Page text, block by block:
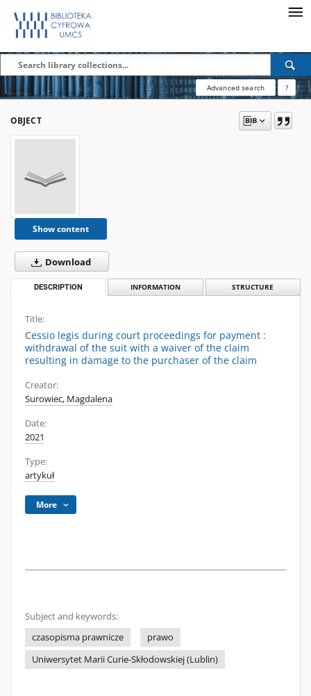
Advanced search ?
OBJECT
Show content
Download
DESCRIPTION INFORMATION STRUCTURE
Title:
Cessio legis during court proceedings for payment :
withdrawal of the suit with a waiver of the claim
resulting in damage to the purchaser of the claim
Creator:
Surowiec, Magdalena
Date:
2021
Type:
artykuł
More
Subject and keywords:
czasopisma prawnicze
prawo
Uniwersytet Marii Curie-Skłodowskiej (Lublin)